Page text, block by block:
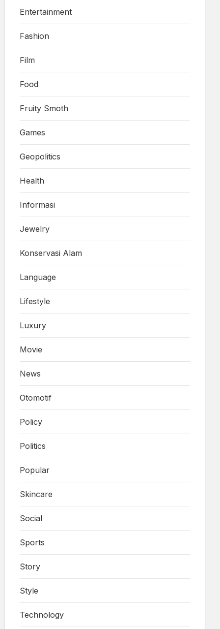
Entertainment
Fashion
Film
Food
Fruity Smoth
Games
Geopolitics
Health
Informasi
Jewelry
Konservasi Alam
Language
Lifestyle
Luxury
Movie
News
Otomotif
Policy
Politics
Popular
Skincare
Social
Sports
Story
Style
Technology